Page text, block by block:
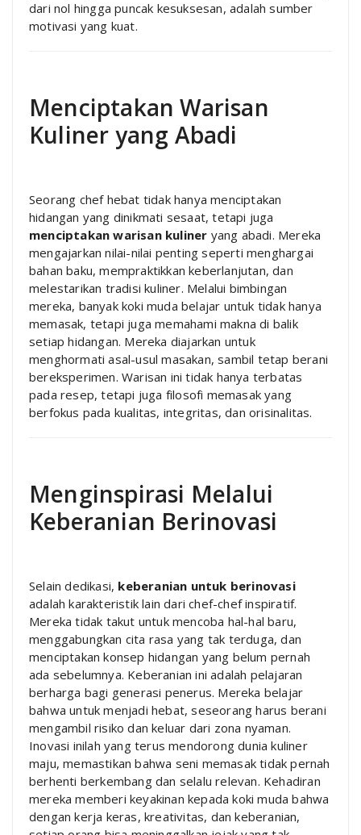
dari nol hingga puncak kesuksesan, adalah sumber
motivasi yang kuat.
Menciptakan Warisan
Kuliner yang Abadi
Seorang chef hebat tidak hanya menciptakan
hidangan yang dinikmati sesaat, tetapi juga
menciptakan warisan kuliner yang abadi. Mereka
mengajarkan nilai-nilai penting seperti menghargai
bahan baku, mempraktikkan keberlanjutan, dan
melestarikan tradisi kuliner. Melalui bimbingan
mereka, banyak koki muda belajar untuk tidak hanya
memasak, tetapi juga memahami makna di balik
setiap hidangan. Mereka diajarkan untuk
menghormati asal-usul masakan, sambil tetap berani
bereksperimen. Warisan ini tidak hanya terbatas
pada resep, tetapi juga filosofi memasak yang
berfokus pada kualitas, integritas, dan orisinalitas.
Menginspirasi Melalui
Keberanian Berinovasi
Selain dedikasi, keberanian untuk berinovasi
adalah karakteristik lain dari chef-chef inspiratif.
Mereka tidak takut untuk mencoba hal-hal baru,
menggabungkan cita rasa yang tak terduga, dan
menciptakan konsep hidangan yang belum pernah
ada sebelumnya. Keberanian ini adalah pelajaran
berharga bagi generasi penerus. Mereka belajar
bahwa untuk menjadi hebat, seseorang harus berani
mengambil risiko dan keluar dari zona nyaman.
Inovasi inilah yang terus mendorong dunia kuliner
maju, memastikan bahwa seni memasak tidak pernah
berhenti berkembang dan selalu relevan. Kehadiran
mereka memberi keyakinan kepada koki muda bahwa
dengan kerja keras, kreativitas, dan keberanian,